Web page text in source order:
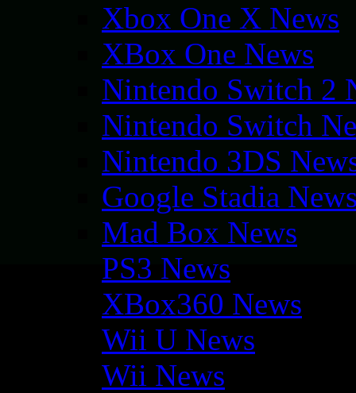
Xbox One X News
XBox One News
Nintendo Switch 2
Nintendo Switch
Nintendo 3DS
Google Stadia
Mad Box News
PS3 News
XBox360 News
Wii U News
Wii News